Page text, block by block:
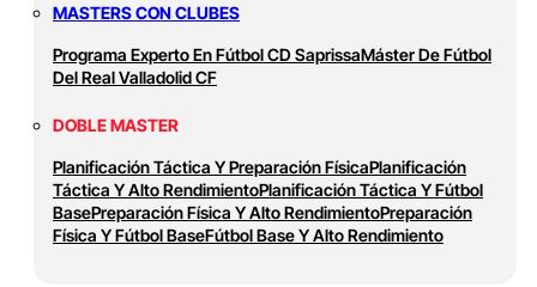
MASTERS CON CLUBES
Programa Experto En Fútbol CD SaprissaMáster De Fútbol
Del Real Valladolid CF
DOBLE MASTER
Planificación Táctica Y Preparación FísicaPlanificación
Táctica Y Alto RendimientoPlanificación Táctica Y Fútbol
BasePreparación Física Y Alto RendimientoPreparación
Física Y Fútbol BaseFútbol Base Y Alto Rendimiento